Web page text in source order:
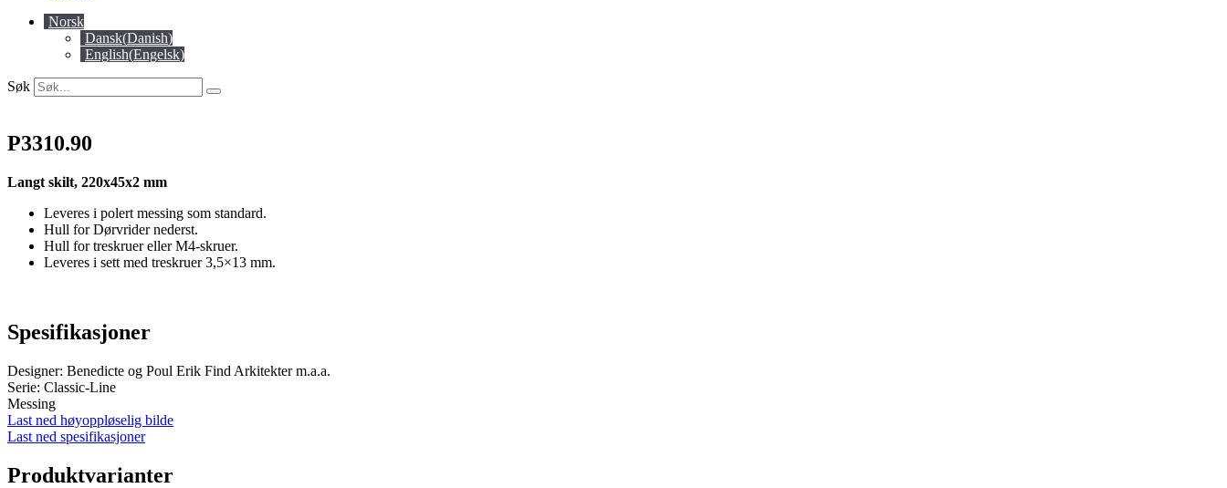
Norsk
Dansk(Danish)
English(Engelsk)
Søk
P3310.90
Langt skilt, 220x45x2 mm
Leveres i polert messing som standard.
Hull for Dørvrider nederst.
Hull for treskruer eller M4-skruer.
Leveres i sett med treskruer 3,5×13 mm.
Spesifikasjoner
Designer: Benedicte og Poul Erik Find Arkitekter m.a.a.
Serie: Classic-Line
Messing
Last ned høyoppløselig bilde
Last ned spesifikasjoner
Produktvarianter